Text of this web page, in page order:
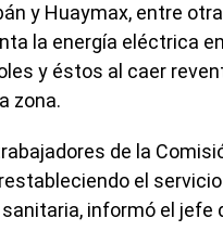
y Huaymax, entre
la energía eléctrica
y éstos al caer
zona.
de la
el
informó el jefe